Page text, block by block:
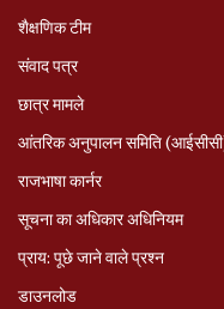
शैक्षणिक टीम
संवाद पत्र
छात्र मामले
आंतरिक अनुपालन समिति
राजभाषा कार्नर
सूचना का अधिकार अधिनियम
प्राय: पूछे जाने वाले प्रश्‍न
डाउनलोड